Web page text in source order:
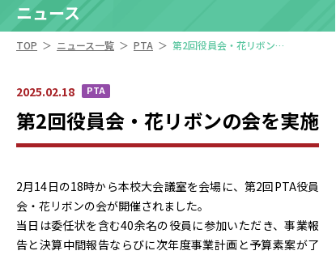
ニュース
TOP ＞ ニュース一覧 ＞ PTA ＞ 第2回役員会・花リボンの会を実施
2025.02.18 PTA
第2回役員会・花リボンの会を実施
2月14日の18時から本校大会議室を会場に、第2回PTA役員
会・花リボンの会が開催されました。
当日は委任状を含む40余名の役員に参加いただき、事業報
告と決算中間報告ならびに次年度事業計画と予算素案が了